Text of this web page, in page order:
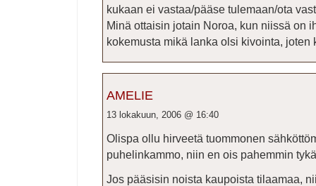
kukaan ei vastaa/pääse tulemaan/ota
Minä ottaisin jotain Noroa, kun niissä on
kokemusta mikä lanka olsi kivointa,
AMELIE
13 lokakuun, 2006 @ 16:40
Olispa ollu hirveetä tuommonen
puhelinkammo, niin en ois pahemmin
Jos pääsisin noista kaupoista tilaamaa,